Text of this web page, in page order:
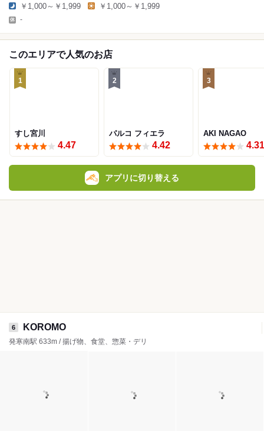
￥1,000～￥1,999 ￥1,000～￥1,999
-
このエリアで人気のお店
1
すし宮川
4.47
2
パルコ フィエラ
4.42
3
AKI NAGAO
4.31
アプリに切り替える
6 KOROMO
発寒南駅 633m / 揚げ物、食堂、惣菜・デリ